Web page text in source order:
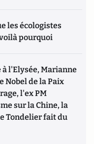
les écologistes
pourquoi
l'Elysée, Marianne
Nobel de la Paix
l'ex PM
sur la Chine, la
Tondelier fait du